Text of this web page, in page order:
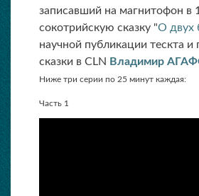
записавший на магнитофон в
сокотрийскую сказку "О двух
научной публикации тескта и
сказки в CLN Владимир
Ниже три серии по 25 минут каждая:
Часть 1